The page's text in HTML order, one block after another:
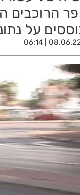
של 50% במספר
על
08.06.22 | 06:14